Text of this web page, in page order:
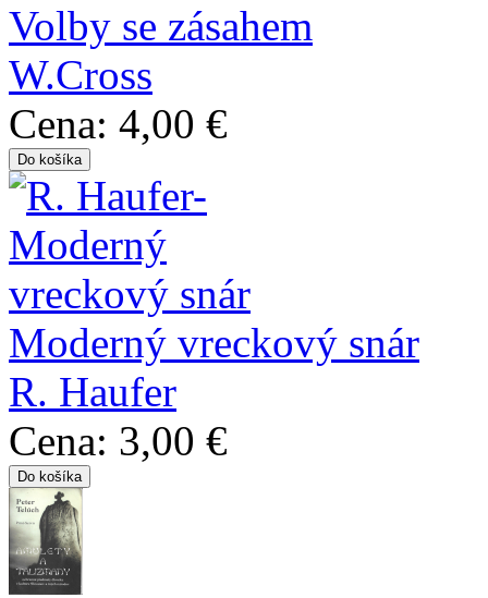
Volby se zásahem
W.Cross
Cena: 4,00 €
Moderný vreckový snár
R. Haufer
Cena: 3,00 €